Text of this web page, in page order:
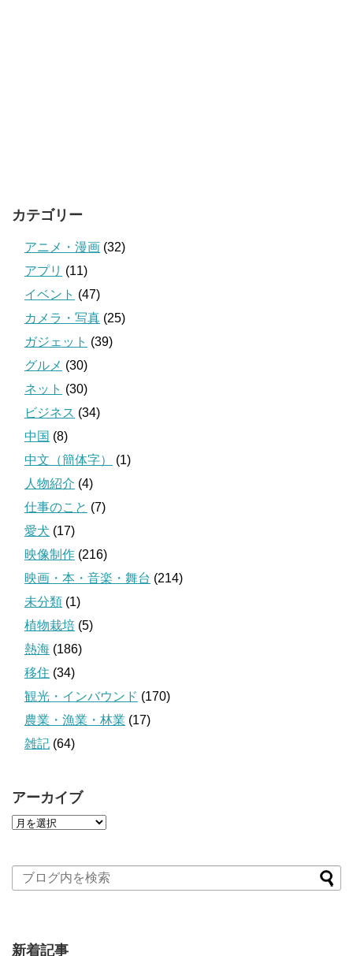
カテゴリー
アニメ・漫画 (32)
アプリ (11)
イベント (47)
カメラ・写真 (25)
ガジェット (39)
グルメ (30)
ネット (30)
ビジネス (34)
中国 (8)
中文（簡体字）
(1)
人物紹介 (4)
仕事のこと (7)
愛犬 (17)
映像制作 (216)
映画・本・音楽・舞台 (214)
未分類 (1)
植物栽培 (5)
熱海 (186)
移住 (34)
観光・インバウンド (170)
農業・漁業・林業 (17)
雑記 (64)
アーカイブ
新着記事